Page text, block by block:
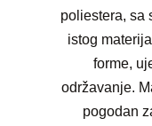
poliestera, sa
istog
forme,
održavanje.
pogodan